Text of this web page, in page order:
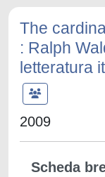
The
: Ralph
letteratura
2009
Scheda